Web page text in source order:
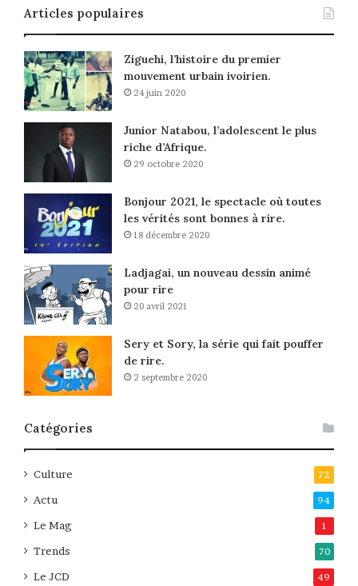
Articles populaires
Ziguehi, l’histoire du premier
mouvement urbain ivoirien.
24 juin 2020
Junior Natabou, l’adolescent le plus
riche d’Afrique.
29 octobre 2020
Bonjour 2021, le spectacle où toutes
les vérités sont bonnes à rire.
18 décembre 2020
Ladjagai, un nouveau dessin animé
pour rire
20 avril 2021
Sery et Sory, la série qui fait pouffer
de rire.
2 septembre 2020
Catégories
Culture 72
Actu 94
Le Mag 1
Trends 70
Le JCD 49